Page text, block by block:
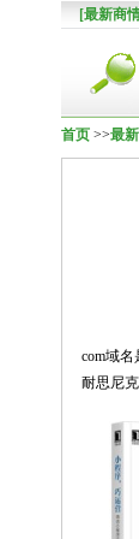
[最新商
首页 >>最
com域
耐思尼克